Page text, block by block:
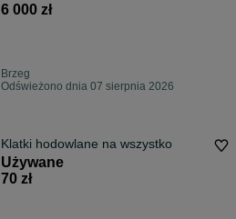
6 000 zł
Brzeg
Odświeżono dnia 07 sierpnia 2026
Klatki hodowlane na wszystko
Używane
70 zł